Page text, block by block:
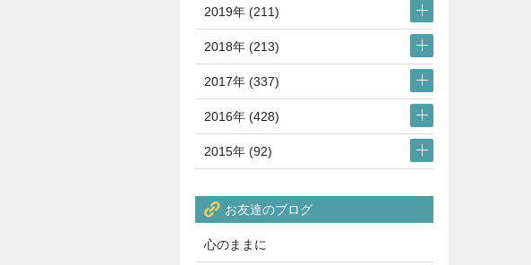
2019年 (211)
2018年 (213)
2017年 (337)
2016年 (428)
2015年 (92)
お友達のブログ
心のままに